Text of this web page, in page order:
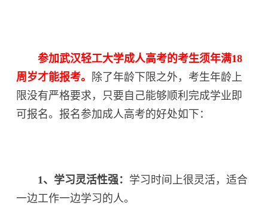
参加武汉轻工大学成人高考的考生须年满18
周岁才能报考。
除了年龄下限之外，考生年龄上
限没有严格要求，只要自己能够顺利完成学业即
可报名。报名参加成人高考的好处如下：
1、学习灵活性强： 学习时间上很灵活，适合
一边工作一边学习的人。